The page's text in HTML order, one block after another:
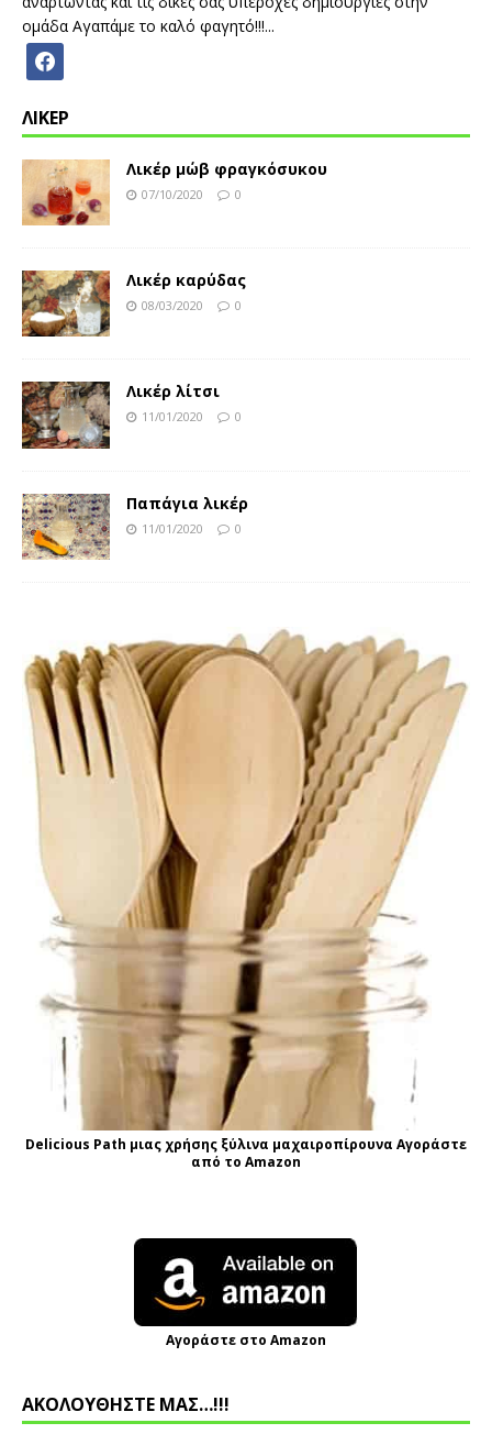
ομάδα Αγαπάμε το καλό φαγητό!!!...
ΛΙΚΕΡ
Λικέρ μώβ φραγκόσυκου
07/10/2020 0
Λικέρ καρύδας
08/03/2020 0
Λικέρ λίτσι
11/01/2020 0
Παπάγια λικέρ
11/01/2020 0
Delicious Path μιας χρήσης ξύλινα μαχαιροπίρουνα Αγοράστε
από το Amazon
Αγοράστε στο Amazon
ΑΚΟΛΟΥΘΗΣΤΕ ΜΑΣ…!!!